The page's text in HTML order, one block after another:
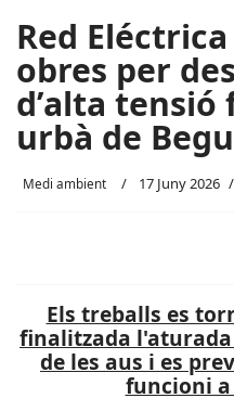
Red
obres per
d’alta
urbà de
Medi ambient 17 Juny 2026
Els treballs es
finalitzada
de les aus i es
funcioni